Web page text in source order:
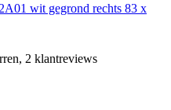
wit gegrond rechts 83 x
2 klantreviews